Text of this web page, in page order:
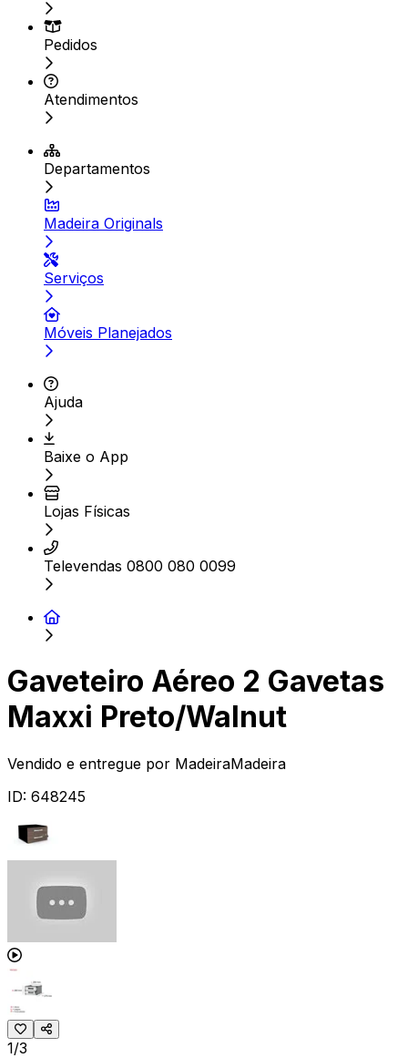
Pedidos
Atendimentos
Departamentos
Madeira Originals
Serviços
Móveis Planejados
Ajuda
Baixe o App
Lojas Físicas
Televendas 0800 080 0099
Gaveteiro Aéreo 2 Gavetas
Maxxi Preto/Walnut
Vendido e entregue por MadeiraMadeira
ID: 648245
1/3